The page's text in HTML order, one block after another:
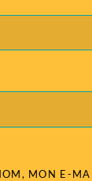
MON E-